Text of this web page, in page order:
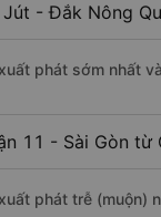
- Đắk Nông
phát sớm nhất
11 - Sài Gòn
phát trễ (muộn)